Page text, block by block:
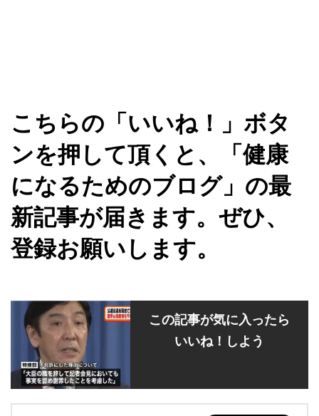
こちらの「いいね！」ボタ
ンを押して頂くと、「健康
になるためのブログ」の最
新記事が届きます。ぜひ、
登録お願いします。
この記事が気に入ったら
いいね！しよう